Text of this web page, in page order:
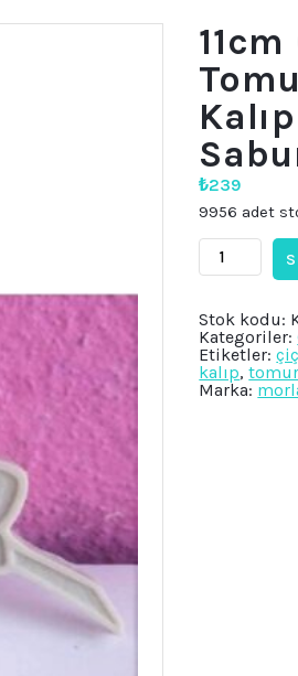
₺239
9956 adet
11cm
Orkide
Çiçek
Dalı
Silikon
Kalıp
K-
147,
Stok kodu:
Kategoriler:
Etiketler:
kalıp,
Marka: